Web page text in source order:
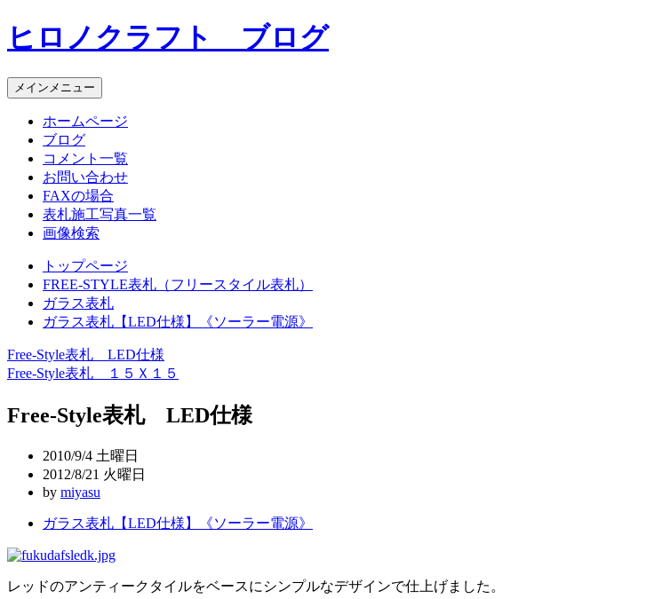
コ
ン
ン
ツ
ヒロノクラフト ブログ
メインメニュー
ホームページ
ブログ
コメント一覧
お問い合わせ
FAXの場合
表札施工写真一覧
画像検索
トップページ
FREE-STYLE表札（フリースタイル表札）
ガラス表札
ガラス表札【LED仕様】《ソーラー電源》
投
稿
ナ
ョ
ン
Free-Style表札 LED仕様
Free-Style表札 １５Ｘ１５
Free-Style表札 LED仕様
2010/9/4 土曜日
2012/8/21 火曜日
by miyasu
ガラス表札【LED仕様】《ソーラー電源》
レッドのアンティークタイルをベースにシンプルなデザインで仕上げました。